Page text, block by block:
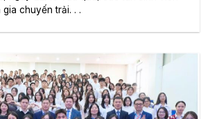
chuyến trải. . .